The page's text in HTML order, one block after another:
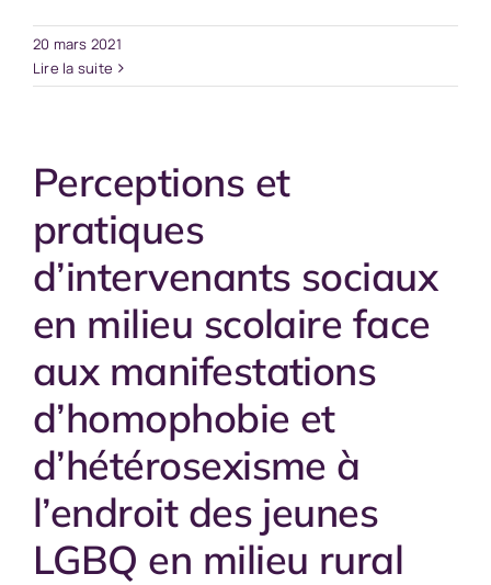
20 mars 2021
Lire la suite
Perceptions et
pratiques
d’intervenants sociaux
en milieu scolaire face
aux manifestations
d’homophobie et
d’hétérosexisme à
l’endroit des jeunes
LGBQ en milieu rural